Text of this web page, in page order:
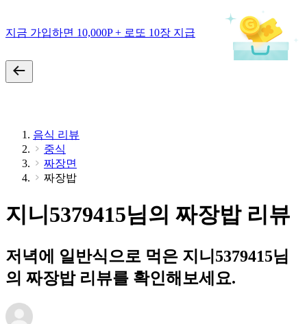
지금 가입하면 10,000P + 로또 10장 지급
음식 리뷰
중식
짜장면
짜장밥
지니5379415님의 짜장밥 리뷰
저녁에 일반식으로 먹은 지니5379415님
의 짜장밥 리뷰를 확인해보세요.